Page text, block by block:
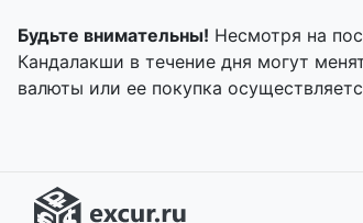
Будьте внимательны! Несмотря на
Кандалакши в течение дня могут
валюты или ее покупка